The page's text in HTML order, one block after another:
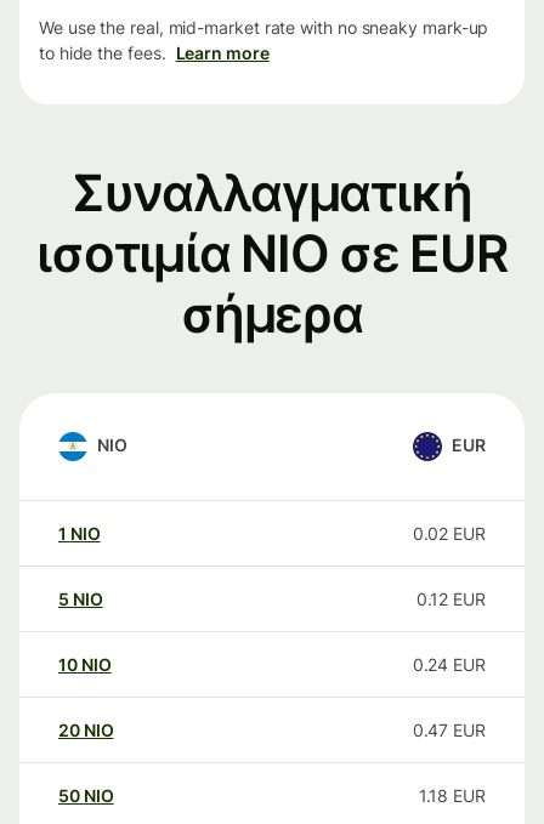
We use the real, mid-market rate with no sneaky mark-up
to hide the fees. Learn more
Συναλλαγματική
ισοτιμία NIO σε EUR
σήμερα
NIO EUR
1 NIO 0.02 EUR
5 NIO 0.12 EUR
10 NIO 0.24 EUR
20 NIO 0.47 EUR
50 NIO 1.18 EUR